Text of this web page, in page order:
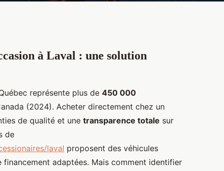
à
à Laval : une solution
représente plus de 450 000
(2024). Acheter directement chez un
de qualité et une transparence totale sur
de
laval proposent des véhicules
adaptées. Mais comment identifier